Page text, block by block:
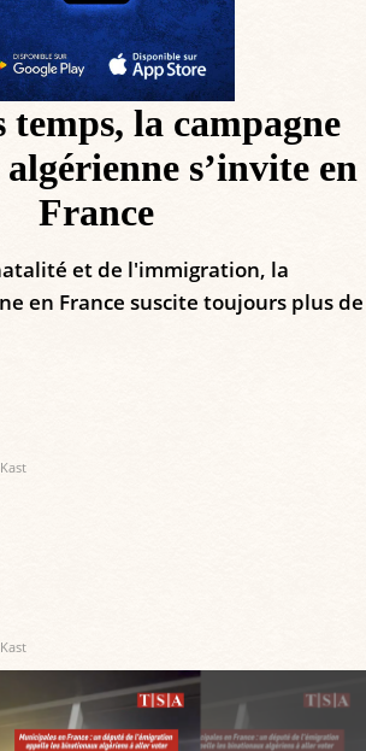
temps, la campagne
s’invite en
France
et de l'immigration, la
en France suscite toujours plus de